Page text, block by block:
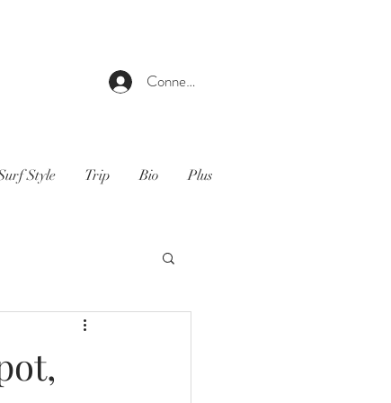
Connexion
Style Trip Bio Plus